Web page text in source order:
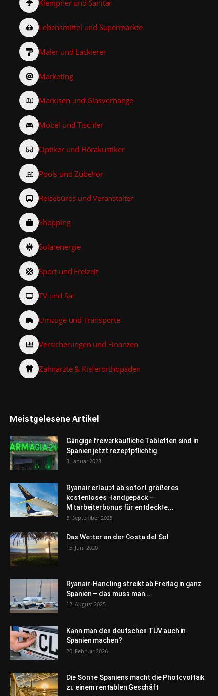
Klempner und Sanitär
Lebensmittel und Supermärkte
Maler und Lackierer
Marketing
Markisen und Glasvorhänge
Möbel und Tischler
Optiker und Hörakustiker
Pools und Zubehör
Reisebüros und Veranstalter
Shopping
Solarenergie
Sport und Freizeit
TV und Sat
Umzüge und Transporte
Versicherungen und Finanzen
Zahnärzte & Kieferorthopäden
Meistgelesene Artikel
Gängige freiverkäufliche Tabletten sind in
Spanien jetzt rezeptpflichtig
3. Januar 2023
Ryanair erlaubt ab sofort größeres
kostenloses Handgepäck –
Mitarbeiterbonus für entdeckte...
5. September 2025
Das Wetter an der Costa del Sol
15. Juni 2020
Ryanair-Handling streikt ab Freitag in ganz
Spanien – das muss man...
12. August 2025
Kann man den deutschen TÜV auch in
Spanien machen?
20. Februar 2026
Die Sonne Spaniens macht die Photovoltaik
zu einem rentablen Geschäft